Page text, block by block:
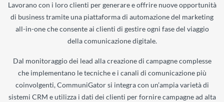
Lavorano con i loro clienti per generare e offrire nuove opportunità
di business tramite una piattaforma di automazione del marketing
all-in-one che consente ai clienti di gestire ogni fase del viaggio
della comunicazione digitale.
Dal monitoraggio dei lead alla creazione di campagne complesse
che implementano le tecniche e i canali di comunicazione più
coinvolgenti, CommuniGator si integra con un’ampia varietà di
sistemi CRM e utilizza i dati dei clienti per fornire campagne ad alta